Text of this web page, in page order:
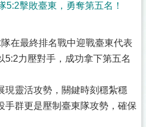
5:2擊敗臺東，勇奪第五名！
在最終排名戰中迎戰臺東代表
5:2力壓對手，成功拿下第五名
現靈活攻勢，關鍵時刻穩紮穩
手群更是壓制臺東隊攻勢，確保